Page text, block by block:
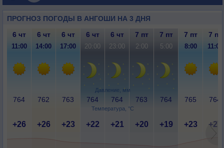
ПРОГНОЗ ПОГОДЫ В АНГОШИ НА 3 ДНЯ
Давление, мм
Температура, °C
6 чт 6 чт 6 чт 6 чт 6 чт 7 пт 7 пт 7 пт 7 пт
11:00 14:00 17:00 20:00 23:00 2:00 5:00 8:00 11:00
764 762 763 764 764 763 764 765 764
+26 +26 +23 +22 +21 +20 +19 +23 +27